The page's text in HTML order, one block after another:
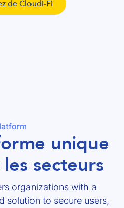
de Cloudi-Fi
unique
secteurs
organizations with a
solution to secure users,